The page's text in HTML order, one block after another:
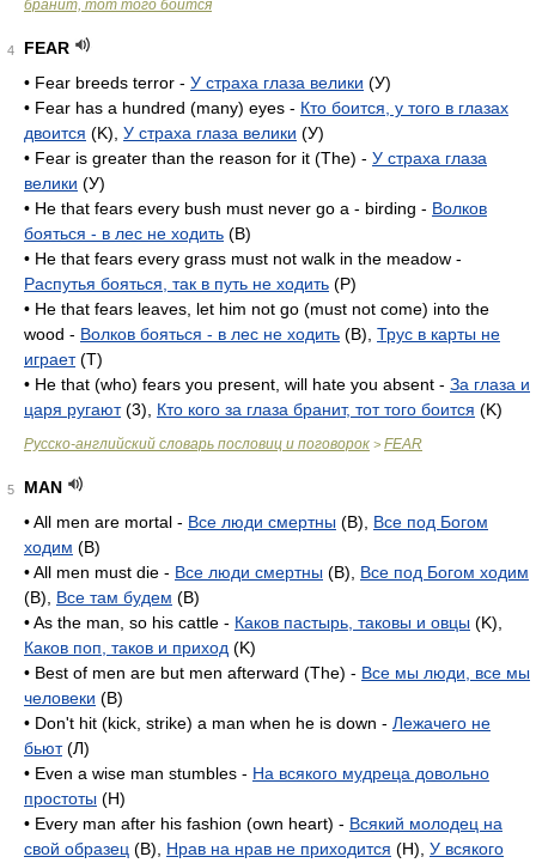
бранит, тот того боится
4
FEAR
• Fear breeds terror - У страха глаза велики (У)
• Fear has a hundred (many) eyes - Кто боится, у того в глазах
двоится (K), У страха глаза велики (У)
• Fear is greater than the reason for it (The) - У страха глаза
велики (У)
• He that fears every bush must never go a - birding - Волков
бояться - в лес не ходить (B)
• He that fears every grass must not walk in the meadow -
Распутья бояться, так в путь не ходить (P)
• He that fears leaves, let him not go (must not come) into the
wood - Волков бояться - в лес не ходить (B), Трус в карты не
играет(T)
• He that (who) fears you present, will hate you absent - За глаза и
царя ругают(3), Кто кого за глаза бранит, тот того боится (K)
Русско-английский словарь пословиц и поговорок > FEAR
5
MAN
• All men are mortal - Все люди смертны (B), Все под Богом
ходим (B)
• All men must die - Все люди смертны (B), Все под Богом ходим
(B), Все там будем (B)
• As the man, so his cattle - Каков пастырь, таковы и овцы (K),
Каков поп, таков и приход (K)
• Best of men are but men afterward (The) - Все мы люди, все мы
человеки (B)
• Don't hit (kick, strike) a man when he is down - Лежачего не
бьют(Л)
• Even a wise man stumbles - На всякого мудреца довольно
простоты (H)
• Every man after his fashion (own heart) - Всякий молодец на
свой образец (B), Нрав на нрав не приходится (H), У всякого